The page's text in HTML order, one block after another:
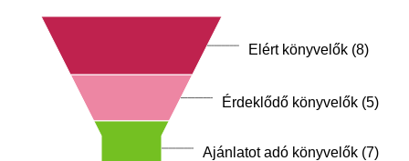
Elért könyvelők (8)
Érdeklődő könyvelők (5)
Ajánlatot adó könyvelők (7)